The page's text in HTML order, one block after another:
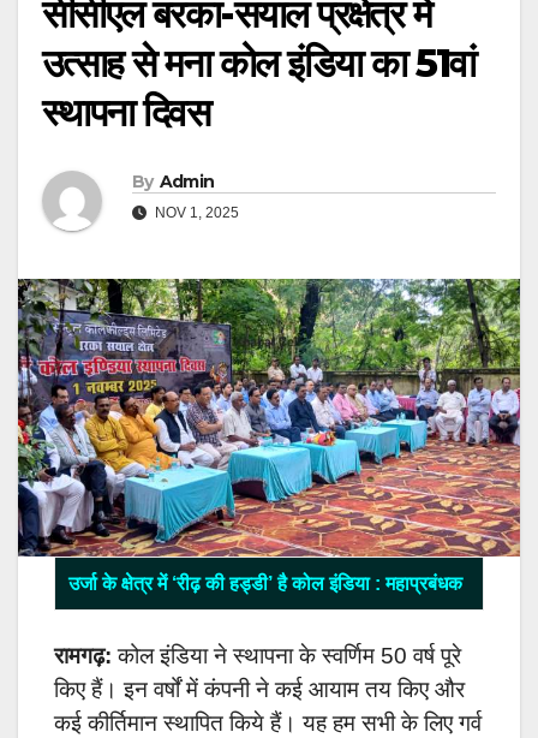
सीसीएल बरका-सयाल प्रक्षेत्र में
उत्साह से मना कोल इंडिया का 51वां
स्थापना दिवस
By Admin
NOV 1, 2025
उर्जा के क्षेत्र में ‘रीढ़ की हड्डी’ है कोल इंडिया : महाप्रबंधक
रामगढ़: कोल इंडिया ने स्थापना के स्वर्णिम 50 वर्ष पूरे
किए हैं। इन वर्षों में कंपनी ने कई आयाम तय किए और
कई कीर्तिमान स्थापित किये हैं। यह हम सभी के लिए गर्व